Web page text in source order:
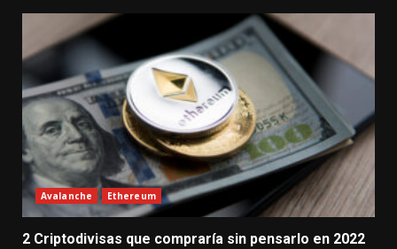
Avalanche Ethereum
2 Criptodivisas que compraría sin pensarlo en 2022